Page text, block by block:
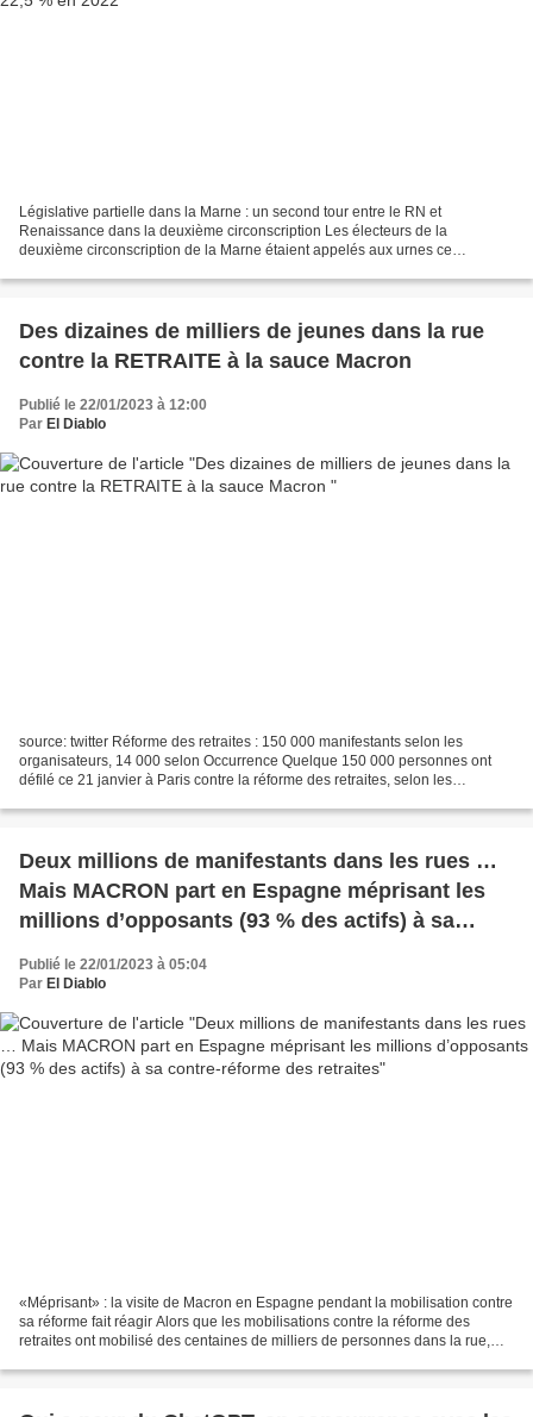
Législative partielle dans la Marne : un second tour entre le RN et
Renaissance dans la deuxième circonscription Les électeurs de la
deuxième circonscription de la Marne étaient appelés aux urnes ce
Des dizaines de milliers de jeunes dans la rue
contre la RETRAITE à la sauce Macron
Publié le 22/01/2023 à 12:00
Par El Diablo
source: twitter Réforme des retraites : 150 000 manifestants selon les
organisateurs, 14 000 selon Occurrence Quelque 150 000 personnes ont
défilé ce 21 janvier à Paris contre la réforme des retraites, selon les
Deux millions de manifestants dans les rues …
Mais MACRON part en Espagne méprisant les
millions d’opposants (93 % des actifs) à sa
contre-réforme des retraites
Publié le 22/01/2023 à 05:04
Par El Diablo
«Méprisant» : la visite de Macron en Espagne pendant la mobilisation contre
sa réforme fait réagir Alors que les mobilisations contre la réforme des
retraites ont mobilisé des centaines de milliers de personnes dans la rue,